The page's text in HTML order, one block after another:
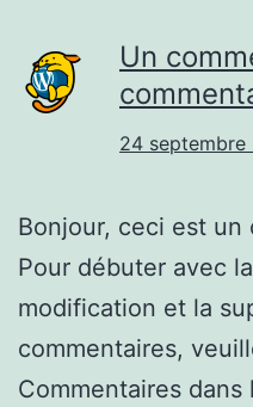
Un
24 septembre
Bonjour, ceci est un
Pour débuter avec
modification et la
commentaires,
Commentaires